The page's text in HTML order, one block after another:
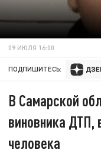
09 ИЮЛЯ 16:00
ПОДПИШИТЕСЬ:
В Самарской
виновника ДТП,
человека